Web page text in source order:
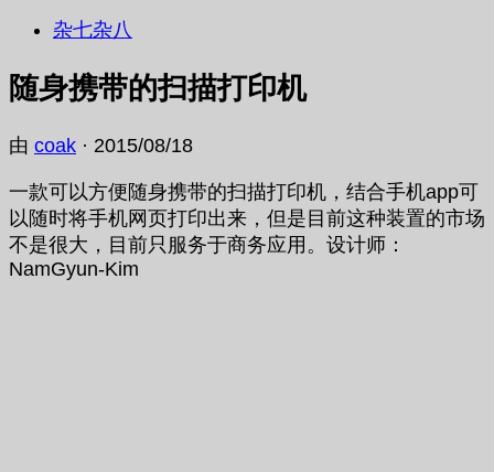
杂七杂八
随身携带的扫描打印机
由 coak · 2015/08/18
一款可以方便随身携带的扫描打印机，结合手机app可
以随时将手机网页打印出来，但是目前这种装置的市场
不是很大，目前只服务于商务应用。设计师：
NamGyun-Kim